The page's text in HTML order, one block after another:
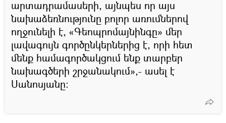
արտադրամասերի, այնպես որ այս
նախաձեռնությունը բոլոր առումներով
ողջունելի է, «Գեոպրոմայնինգը» մեր
լավագույն գործընկերներից է, որի հետ
մենք համագործակցում ենք տարբեր
նախագծերի շրջանակում»,- ասել է
Սանոսյանը։